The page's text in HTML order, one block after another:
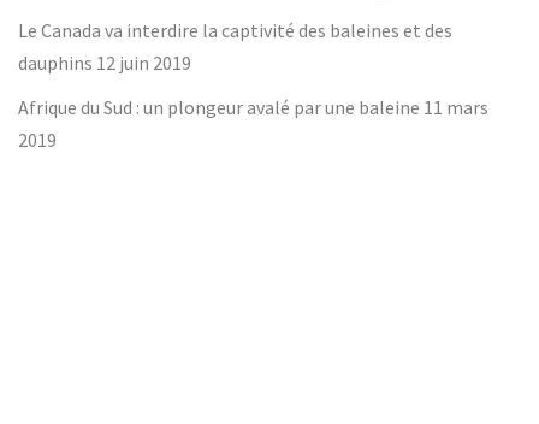
Le Canada va interdire la captivité des baleines et des
dauphins 12 juin 2019
Afrique du Sud : un plongeur avalé par une baleine 11 mars
2019